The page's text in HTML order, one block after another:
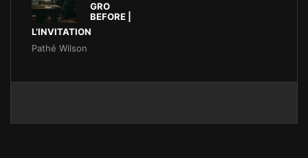
GRO
BEFORE |
L’INVITATION
Pathé Wilson